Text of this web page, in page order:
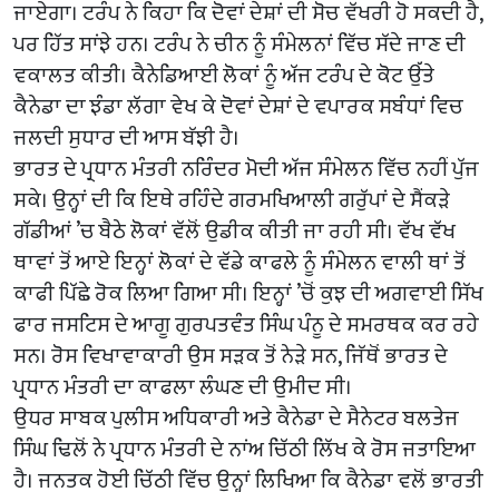
ਜਾਏਗਾ। ਟਰੰਪ ਨੇ ਕਿਹਾ ਕਿ ਦੋਵਾਂ ਦੇਸ਼ਾਂ ਦੀ ਸੋਚ ਵੱਖਰੀ ਹੋ ਸਕਦੀ ਹੈ,
ਪਰ ਹਿੱਤ ਸਾਂਝੇ ਹਨ। ਟਰੰਪ ਨੇ ਚੀਨ ਨੂੰ ਸੰਮੇਲਨਾਂ ਵਿੱਚ ਸੱਦੇ ਜਾਣ ਦੀ
ਵਕਾਲਤ ਕੀਤੀ। ਕੈਨੇਡਿਆਈ ਲੋਕਾਂ ਨੂੰ ਅੱਜ ਟਰੰਪ ਦੇ ਕੋਟ ਉੱਤੇ
ਕੈਨੇਡਾ ਦਾ ਝੰਡਾ ਲੱਗਾ ਵੇਖ ਕੇ ਦੋਵਾਂ ਦੇਸ਼ਾਂ ਦੇ ਵਪਾਰਕ ਸਬੰਧਾਂ ਵਿਚ
ਜਲਦੀ ਸੁਧਾਰ ਦੀ ਆਸ ਬੱਝੀ ਹੈ।
ਭਾਰਤ ਦੇ ਪ੍ਰਧਾਨ ਮੰਤਰੀ ਨਰਿੰਦਰ ਮੋਦੀ ਅੱਜ ਸੰਮੇਲਨ ਵਿੱਚ ਨਹੀਂ ਪੁੱਜ
ਸਕੇ। ਉਨ੍ਹਾਂ ਦੀ ਕਿ ਇਥੇ ਰਹਿੰਦੇ ਗਰਮਖਿਆਲੀ ਗਰੁੱਪਾਂ ਦੇ ਸੈਂਕੜੇ
ਗੱਡੀਆਂ ’ਚ ਬੈਠੇ ਲੋਕਾਂ ਵੱਲੋਂ ਉਡੀਕ ਕੀਤੀ ਜਾ ਰਹੀ ਸੀ। ਵੱਖ ਵੱਖ
ਥਾਵਾਂ ਤੋਂ ਆਏ ਇਨ੍ਹਾਂ ਲੋਕਾਂ ਦੇ ਵੱਡੇ ਕਾਫਲੇ ਨੂੰ ਸੰਮੇਲਨ ਵਾਲੀ ਥਾਂ ਤੋਂ
ਕਾਫੀ ਪਿੱਛੇ ਰੋਕ ਲਿਆ ਗਿਆ ਸੀ। ਇਨ੍ਹਾਂ ’ਚੋਂ ਕੁਝ ਦੀ ਅਗਵਾਈ ਸਿੱਖ
ਫਾਰ ਜਸਟਿਸ ਦੇ ਆਗੂ ਗੁਰਪਤਵੰਤ ਸਿੰਘ ਪੰਨੂ ਦੇ ਸਮਰਥਕ ਕਰ ਰਹੇ
ਸਨ। ਰੋਸ ਵਿਖਾਵਾਕਾਰੀ ਉਸ ਸੜਕ ਤੋਂ ਨੇੜੇ ਸਨ, ਜਿੱਥੋਂ ਭਾਰਤ ਦੇ
ਪ੍ਰਧਾਨ ਮੰਤਰੀ ਦਾ ਕਾਫਲਾ ਲੰਘਣ ਦੀ ਉਮੀਦ ਸੀ।
ਉਧਰ ਸਾਬਕ ਪੁਲੀਸ ਅਧਿਕਾਰੀ ਅਤੇ ਕੈਨੇਡਾ ਦੇ ਸੈਨੇਟਰ ਬਲਤੇਜ
ਸਿੰਘ ਢਿਲੋਂ ਨੇ ਪ੍ਰਧਾਨ ਮੰਤਰੀ ਦੇ ਨਾਂਅ ਚਿੱਠੀ ਲਿੱਖ ਕੇ ਰੋਸ ਜਤਾਇਆ
ਹੈ। ਜਨਤਕ ਹੋਈ ਚਿੱਠੀ ਵਿੱਚ ਉਨ੍ਹਾਂ ਲਿਖਿਆ ਕਿ ਕੈਨੇਡਾ ਵਲੋਂ ਭਾਰਤੀ